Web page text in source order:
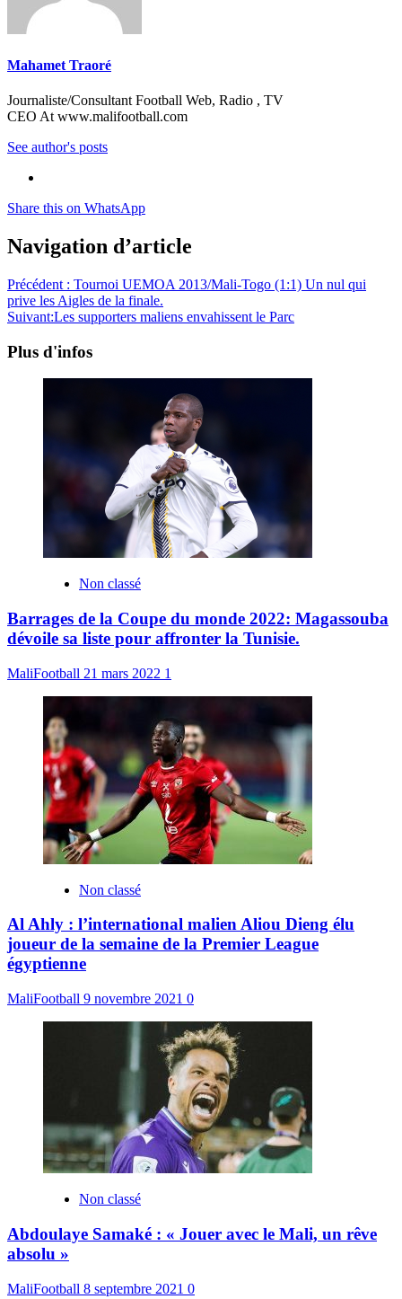
Mahamet Traoré
Journaliste/Consultant Football Web, Radio , TV
CEO At www.malifootball.com
See author's posts
Share this on WhatsApp
Navigation d’article
Précédent : Tournoi UEMOA 2013/Mali-Togo (1:1) Un nul qui
prive les Aigles de la finale.
Suivant:Les supporters maliens envahissent le Parc
Plus d'infos
Non classé
Barrages de la Coupe du monde 2022: Magassouba
dévoile sa liste pour affronter la Tunisie.
MaliFootball 21 mars 2022 1
Non classé
Al Ahly : l’international malien Aliou Dieng élu
joueur de la semaine de la Premier League
égyptienne
MaliFootball 9 novembre 2021 0
Non classé
Abdoulaye Samaké : « Jouer avec le Mali, un rêve
absolu »
MaliFootball 8 septembre 2021 0